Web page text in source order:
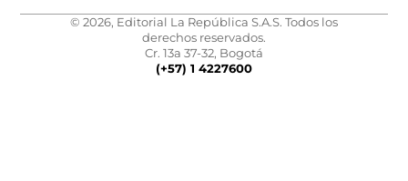
© 2026, Editorial La República S.A.S. Todos los
derechos reservados.
Cr. 13a 37-32, Bogotá
(+57) 1 4227600